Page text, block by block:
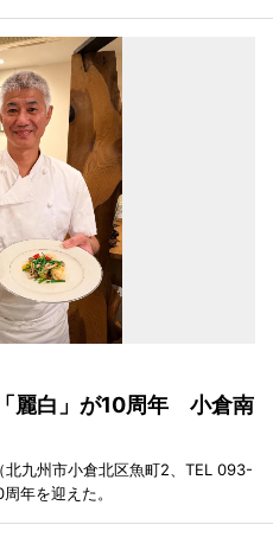
麗白」が10周年 小倉南
九州市小倉北区魚町2、TEL 093-
年を迎えた。